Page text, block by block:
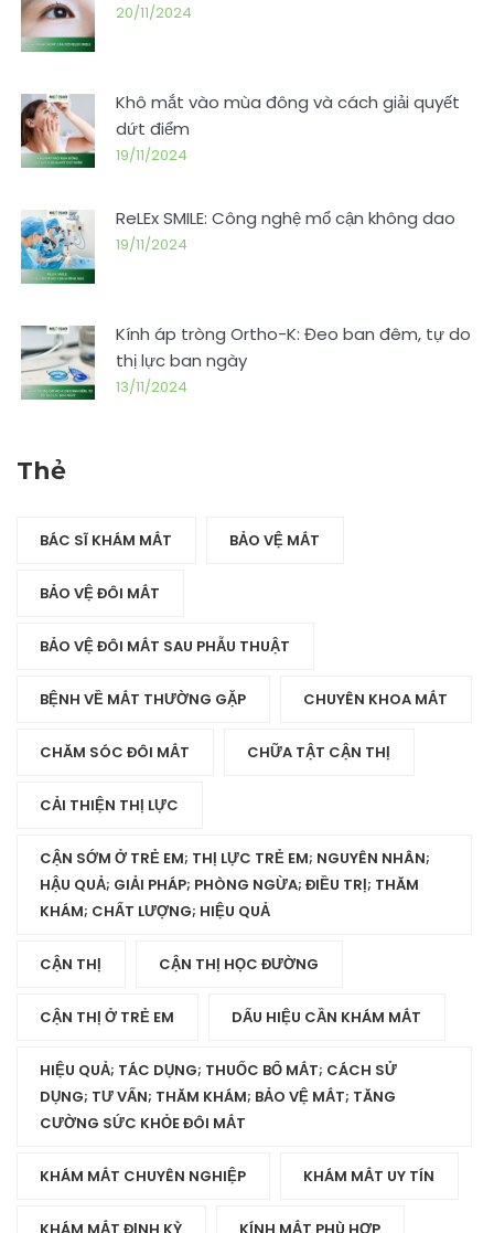
20/11/2024
Khô mắt vào mùa đông và cách giải quyết
dứt điểm
19/11/2024
ReLEx SMILE: Công nghệ mổ cận không dao
19/11/2024
Kính áp tròng Ortho-K: Đeo ban đêm, tự do
thị lực ban ngày
13/11/2024
Thẻ
BÁC SĨ KHÁM MẮT BẢO VỆ MẮT
BẢO VỆ ĐÔI MẮT
BẢO VỆ ĐÔI MẮT SAU PHẪU THUẬT
BỆNH VỀ MẮT THƯỜNG GẶP CHUYÊN KHOA MẮT
CHĂM SÓC ĐÔI MẮT CHỮA TẬT CẬN THỊ
CẢI THIỆN THỊ LỰC
CẬN SỚM Ở TRẺ EM; THỊ LỰC TRẺ EM; NGUYÊN NHÂN;
HẬU QUẢ; GIẢI PHÁP; PHÒNG NGỪA; ĐIỀU TRỊ; THĂM
KHÁM; CHẤT LƯỢNG; HIỆU QUẢ
CẬN THỊ CẬN THỊ HỌC ĐƯỜNG
CẬN THỊ Ở TRẺ EM DẤU HIỆU CẦN KHÁM MẮT
HIỆU QUẢ; TÁC DỤNG; THUỐC BỔ MẮT; CÁCH SỬ
DỤNG; TƯ VẤN; THĂM KHÁM; BẢO VỆ MẮT; TĂNG
CƯỜNG SỨC KHỎE ĐÔI MẮT
KHÁM MẮT CHUYÊN NGHIỆP KHÁM MẮT UY TÍN